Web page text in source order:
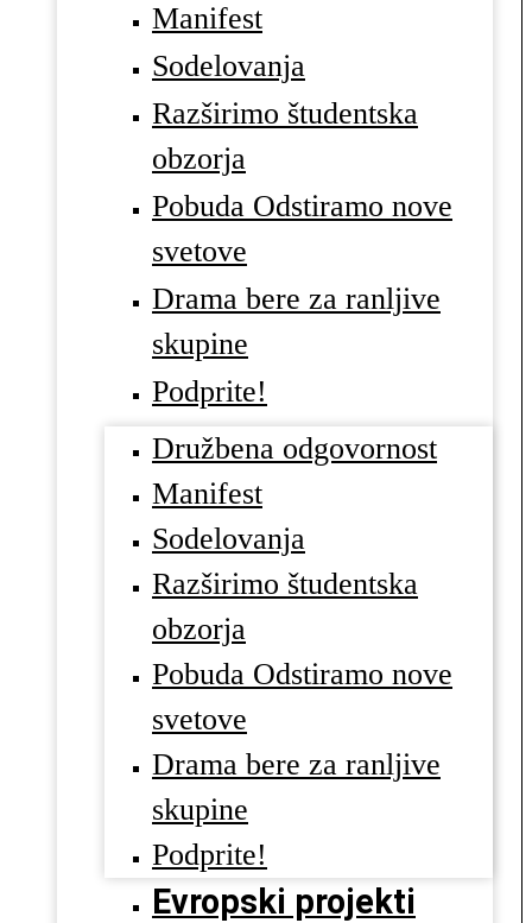
Manifest
Sodelovanja
Razširimo študentska
obzorja
Pobuda Odstiramo nove
svetove
Drama bere za ranljive
skupine
Podprite!
Družbena odgovornost
Manifest
Sodelovanja
Razširimo študentska
obzorja
Pobuda Odstiramo nove
svetove
Drama bere za ranljive
skupine
Podprite!
Evropski projekti